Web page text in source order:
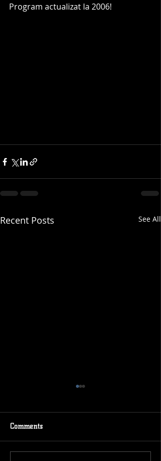
Program actualizat la 2006!
Recent Posts See All
Comments